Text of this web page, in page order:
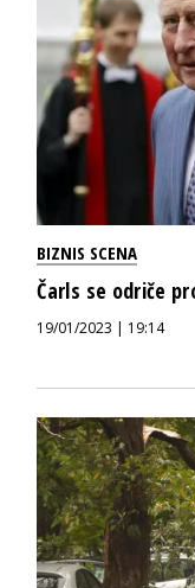
BIZNIS SCENA
Čarls se odriče
19/01/2023 | 19:14